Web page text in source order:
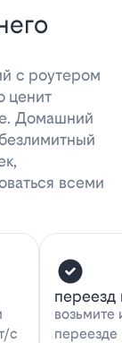
с роутером
ценит
Домашний
всеми
с
переезд
возьмите
переезде